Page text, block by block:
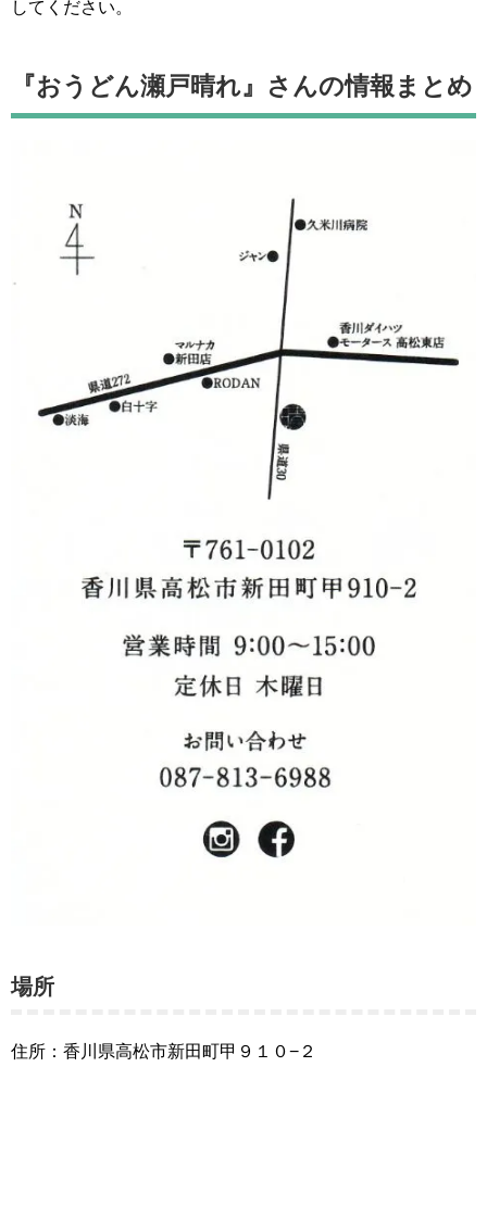
してください。
『おうどん瀬戸晴れ』さんの情報まとめ
場所
住所：香川県高松市新田町甲９１０−２